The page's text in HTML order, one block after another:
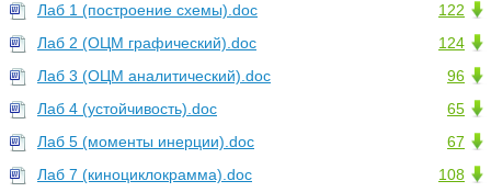
122
Лаб 1 (построение схемы).doc
124
Лаб 2 (ОЦМ графический).doc
96
Лаб 3 (ОЦМ аналитический).doc
65
Лаб 4 (устойчивость).doc
67
Лаб 5 (моменты инерции).doc
108
Лаб 7 (киноциклокрамма).doc